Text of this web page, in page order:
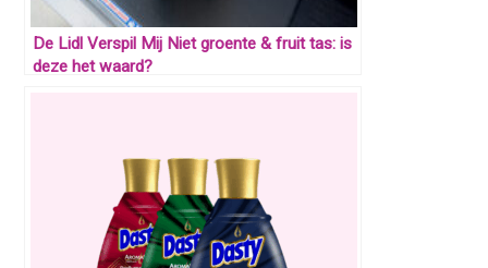
De Lidl Verspil Mij Niet groente & fruit tas: is
deze het waard?